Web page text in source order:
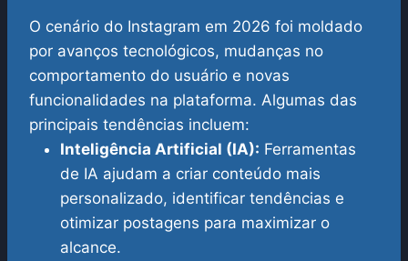
O cenário do Instagram em 2026 foi moldado
por avanços tecnológicos, mudanças no
comportamento do usuário e novas
funcionalidades na plataforma. Algumas das
principais tendências incluem:
Inteligência Artificial (IA): Ferramentas
de IA ajudam a criar conteúdo mais
personalizado, identificar tendências e
otimizar postagens para maximizar o
alcance.